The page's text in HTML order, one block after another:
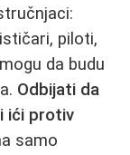
piloti,
da budu
Odbijati da
ići protiv
samo